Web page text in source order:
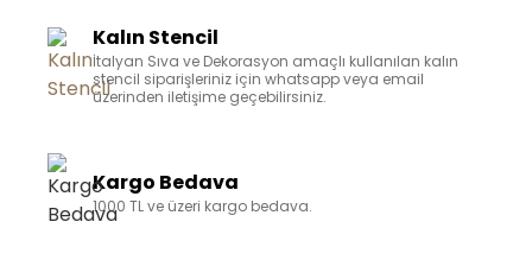
Kalın Stencil
İtalyan Sıva ve Dekorasyon amaçlı kullanılan kalın
stencil siparişleriniz için whatsapp veya email
üzerinden iletişime geçebilirsiniz.
Kargo Bedava
1000 TL ve üzeri kargo bedava.